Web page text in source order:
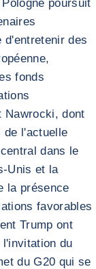
poursuit
d'entretenir des
fonds
Nawrocki, dont
de l'actuelle
dans le
Unis et la
la présence
favorables
Trump ont
du
du G20 qui se